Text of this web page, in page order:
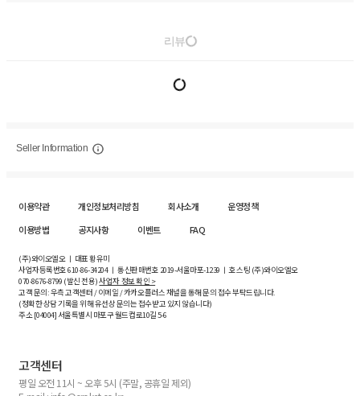
리뷰
Seller Information
이용약관 개인정보처리방침 회사소개
운영정책
이용방법
공지사항 이벤트 FAQ
(주)와이오엘오 ㅣ 대표 황유미
사업자등록번호610-86-34204ㅣ 통신판매번호 2019-서울마포-1239 ㅣ 호스팅 (주)와이오엘오
070-8676-8799 (발신 전용)사업자 정보 확인 >
고객 문의: 우측 고객센터 / 이메일 / 카카오플러스 채널을 통해 문의 접수 부탁드립니다.
(정확한 상담 기록을 위해 유선상 문의는 접수받고 있지 않습니다)
주소 [04004] 서울특별시 마포구 월드컵로10길5-6
고객센터
평일 오전 11시 ~ 오후 5시 (주말, 공휴일 제외)